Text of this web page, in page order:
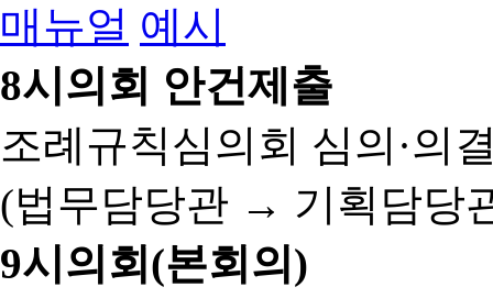
매뉴얼 예시
8시의회 안건제출
조례규칙심의회 심의·의
(법무담당관 → 기획담당
9시의회(본회의)